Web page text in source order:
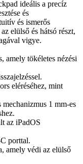
ideális a precíz
és
és ismerős
elülső és hátsó részt,
vigye.
amely tökéletes nézési
eléréséhez, mint
1 mm-es
az iPadOS
porttal.
amely védi az elülső